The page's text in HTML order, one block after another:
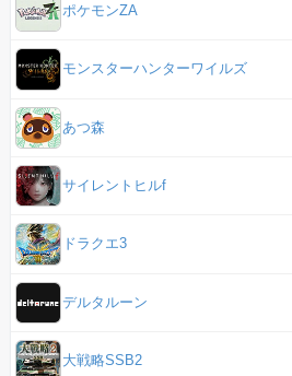
ポケモンZA
モンスターハンターワイルズ
あつ森
サイレントヒルf
ドラクエ3
デルタルーン
大戦略SSB2